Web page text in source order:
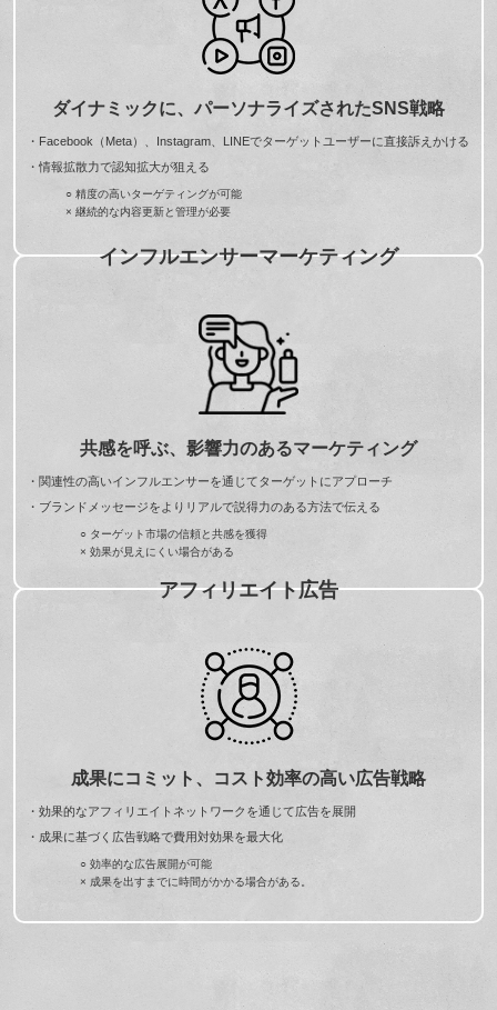
ダイナミックに、パーソナライズされたSNS戦略
・Facebook（Meta）、Instagram、LINEでターゲットユーザーに直接訴えかける
・情報拡散力で認知拡大が狙える
○ 精度の高いターゲティングが可能
× 継続的な内容更新と管理が必要
インフルエンサーマーケティング
共感を呼ぶ、影響力のあるマーケティング
・関連性の高いインフルエンサーを通じてターゲットにアプローチ
・ブランドメッセージをよりリアルで説得力のある方法で伝える
○ ターゲット市場の信頼と共感を獲得
× 効果が見えにくい場合がある
アフィリエイト広告
成果にコミット、コスト効率の高い広告戦略
・効果的なアフィリエイトネットワークを通じて広告を展開
・成果に基づく広告戦略で費用対効果を最大化
○ 効率的な広告展開が可能
× 成果を出すまでに時間がかかる場合がある。